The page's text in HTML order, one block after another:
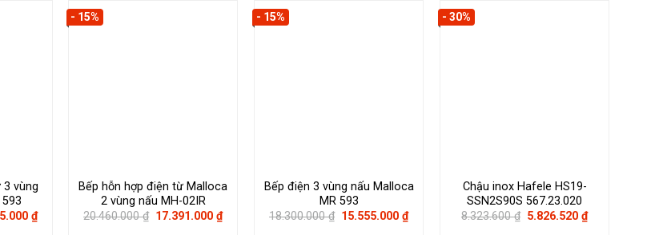
3 vùng
₫Giá
hiện
- 15%
Bếp hỗn hợp điện từ Malloca
2 vùng nấu MH-02IR
20.460.000₫ Giá
17.391.000₫Giá
hiện
- 15%
Bếp điện 3 vùng nấu Malloca
MR 593
18.300.000₫ Giá
15.555.000₫Giá
hiện
- 30%
Chậu inox Hafele HS19-
SSN2S90S 567.23.020
8.323.600₫ Giá
5.826.520₫Giá
hiện